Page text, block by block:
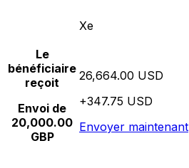
Xe
Le
bénéficiaire
reçoit
Envoi de
20,000.00
GBP
26,664.00 USD
+347.75 USD
Envoyer maintenant